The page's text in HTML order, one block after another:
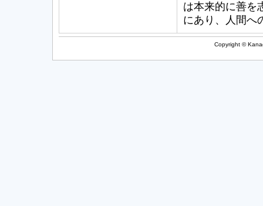
は本来的に善を
にあり、人間へ
Copyright ©